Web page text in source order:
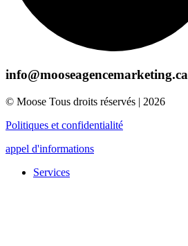
info@mooseagencemarketing.ca
© Moose Tous droits réservés | 2026
Politiques et confidentialité
appel d'informations
Services